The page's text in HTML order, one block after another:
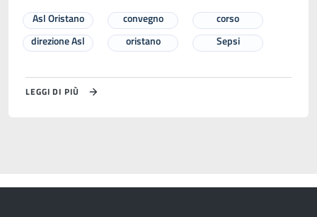
Asl Oristano convegno
corso
direzione Asl
oristano Sepsi
LEGGI DI PIÙ